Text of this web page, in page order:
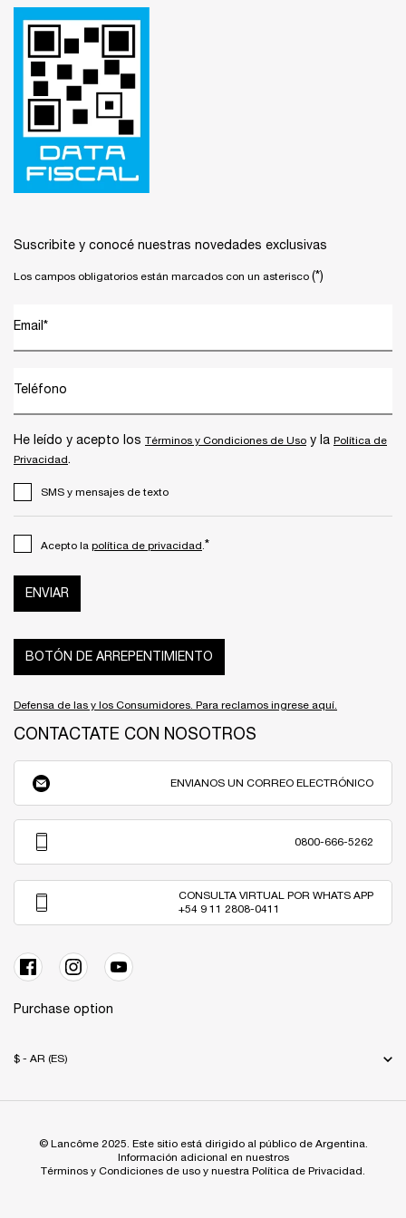
Suscribite y conocé nuestras novedades exclusivas
Los campos obligatorios están marcados con un asterisco (*)
Email *
Teléfono
He leído y acepto los Términos y Condiciones de Uso y la Política de
Privacidad.
SMS y mensajes de texto
Acepto la política de privacidad.*
ENVIAR
BOTÓN DE ARREPENTIMIENTO
Defensa de las y los Consumidores. Para reclamos ingrese aquí.
CONTACTATE CON NOSOTROS
ENVIANOS UN CORREO ELECTRÓNICO
0800-666-5262
CONSULTA VIRTUAL POR WHATS APP
+54 9 11 2808-0411
Purchase option
$ - AR (ES)
© Lancôme 2025. Este sitio está dirigido al público de Argentina.
Información adicional en nuestros
Términos y Condiciones de uso y nuestra Política de Privacidad.